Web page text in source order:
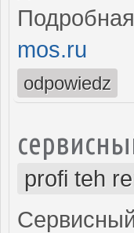
mos.ru
odpowiedz
profi teh